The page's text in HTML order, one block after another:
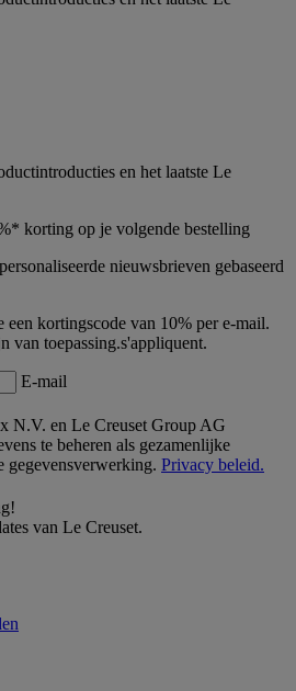
en het laatste Le
korting op je volgende bestelling
nieuwsbrieven gebaseerd
kortingscode van 10% per e-mail.
van toepassing.s'appliquent.
E-mail
N.V. en Le Creuset Group AG
te beheren als gezamenlijke
gegevensverwerking. Privacy beleid.
van Le Creuset.